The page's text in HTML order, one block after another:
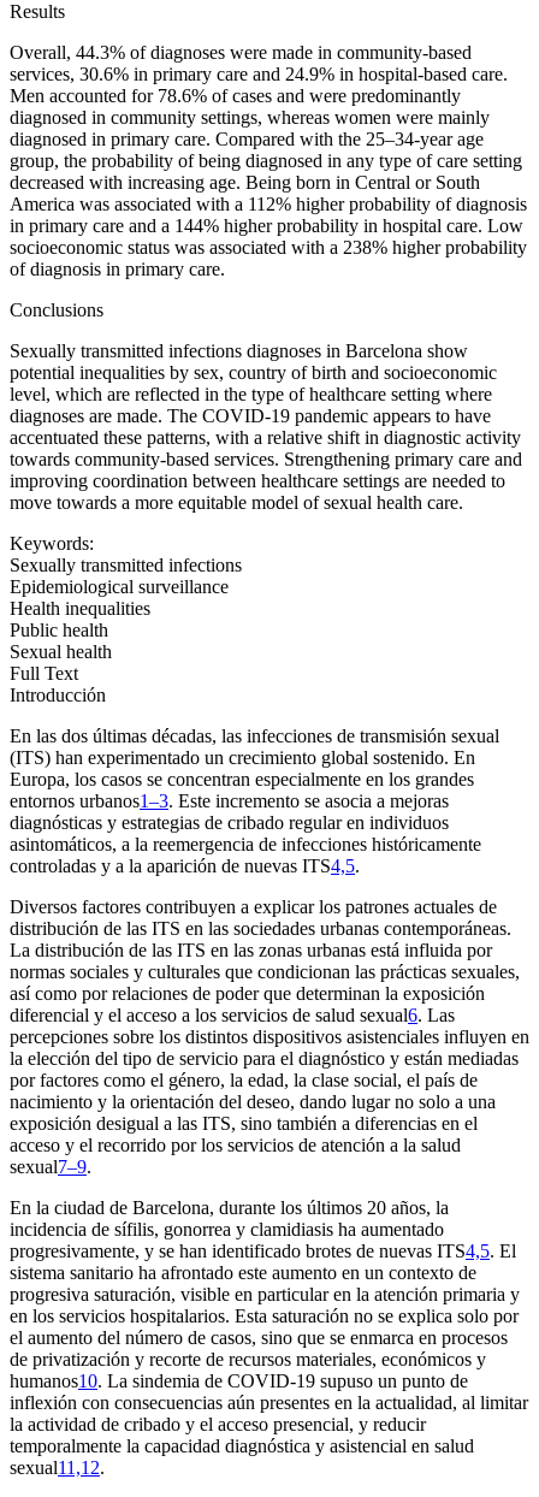
Results
Overall, 44.3% of diagnoses were made in community-based
services, 30.6% in primary care and 24.9% in hospital-based care.
Men accounted for 78.6% of cases and were predominantly
diagnosed in community settings, whereas women were mainly
diagnosed in primary care. Compared with the 25–34-year age
group, the probability of being diagnosed in any type of care setting
decreased with increasing age. Being born in Central or South
America was associated with a 112% higher probability of diagnosis
in primary care and a 144% higher probability in hospital care. Low
socioeconomic status was associated with a 238% higher probability
of diagnosis in primary care.
Conclusions
Sexually transmitted infections diagnoses in Barcelona show
potential inequalities by sex, country of birth and socioeconomic
level, which are reflected in the type of healthcare setting where
diagnoses are made. The COVID-19 pandemic appears to have
accentuated these patterns, with a relative shift in diagnostic activity
towards community-based services. Strengthening primary care and
improving coordination between healthcare settings are needed to
move towards a more equitable model of sexual health care.
Keywords:
Sexually transmitted infections
Epidemiological surveillance
Health inequalities
Public health
Sexual health
Full Text
Introducción
En las dos últimas décadas, las infecciones de transmisión sexual
(ITS) han experimentado un crecimiento global sostenido. En
Europa, los casos se concentran especialmente en los grandes
entornos urbanos1–3. Este incremento se asocia a mejoras
diagnósticas y estrategias de cribado regular en individuos
asintomáticos, a la reemergencia de infecciones históricamente
controladas y a la aparición de nuevas ITS4,5.
Diversos factores contribuyen a explicar los patrones actuales de
distribución de las ITS en las sociedades urbanas contemporáneas.
La distribución de las ITS en las zonas urbanas está influida por
normas sociales y culturales que condicionan las prácticas sexuales,
así como por relaciones de poder que determinan la exposición
diferencial y el acceso a los servicios de salud sexual6. Las
percepciones sobre los distintos dispositivos asistenciales influyen en
la elección del tipo de servicio para el diagnóstico y están mediadas
por factores como el género, la edad, la clase social, el país de
nacimiento y la orientación del deseo, dando lugar no solo a una
exposición desigual a las ITS, sino también a diferencias en el
acceso y el recorrido por los servicios de atención a la salud
sexual7–9.
En la ciudad de Barcelona, durante los últimos 20 años, la
incidencia de sífilis, gonorrea y clamidiasis ha aumentado
progresivamente, y se han identificado brotes de nuevas ITS4,5. El
sistema sanitario ha afrontado este aumento en un contexto de
progresiva saturación, visible en particular en la atención primaria y
en los servicios hospitalarios. Esta saturación no se explica solo por
el aumento del número de casos, sino que se enmarca en procesos
de privatización y recorte de recursos materiales, económicos y
humanos10. La sindemia de COVID-19 supuso un punto de
inflexión con consecuencias aún presentes en la actualidad, al limitar
la actividad de cribado y el acceso presencial, y reducir
temporalmente la capacidad diagnóstica y asistencial en salud
sexual11,12.